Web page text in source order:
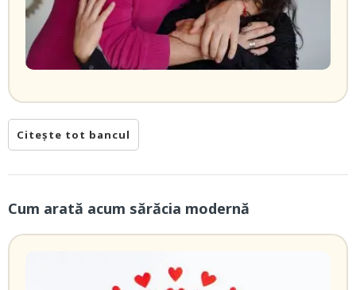
Citește tot bancul
Cum arată acum sărăcia modernă